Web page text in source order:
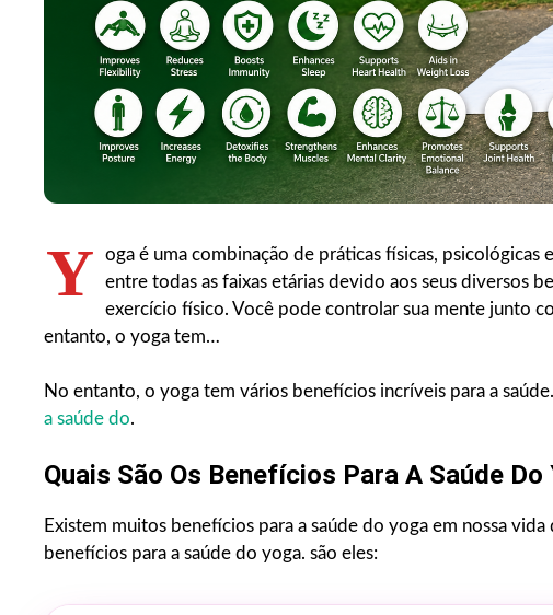
Y
oga é uma combinação de práticas físicas,
entre todas as faixas etárias devido aos seus diversos
exercício físico. Você pode controlar sua mente junto
entanto, o yoga tem…
No entanto, o yoga tem vários benefícios incríveis para a
a saúde do.
Quais São Os Benefícios Para A Saúde Do
Existem muitos benefícios para a saúde do yoga em nossa
benefícios para a saúde do yoga. são eles: